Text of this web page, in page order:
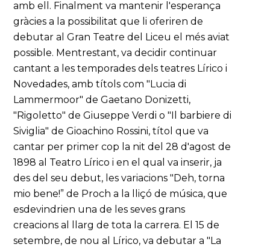
amb ell. Finalment va mantenir l'esperança
gràcies a la possibilitat que li oferiren de
debutar al Gran Teatre del Liceu el més aviat
possible. Mentrestant, va decidir continuar
cantant a les temporades dels teatres Lírico i
Novedades, amb títols com "Lucia di
Lammermoor" de Gaetano Donizetti,
"Rigoletto" de Giuseppe Verdi o "Il barbiere di
Siviglia" de Gioachino Rossini, títol que va
cantar per primer cop la nit del 28 d'agost de
1898 al Teatro Lírico i en el qual va inserir, ja
des del seu debut, les variacions "Deh, torna
mio bene!” de Proch a la lliçó de música, que
esdevindrien una de les seves grans
creacions al llarg de tota la carrera. El 15 de
setembre, de nou al Lírico, va debutar a "La